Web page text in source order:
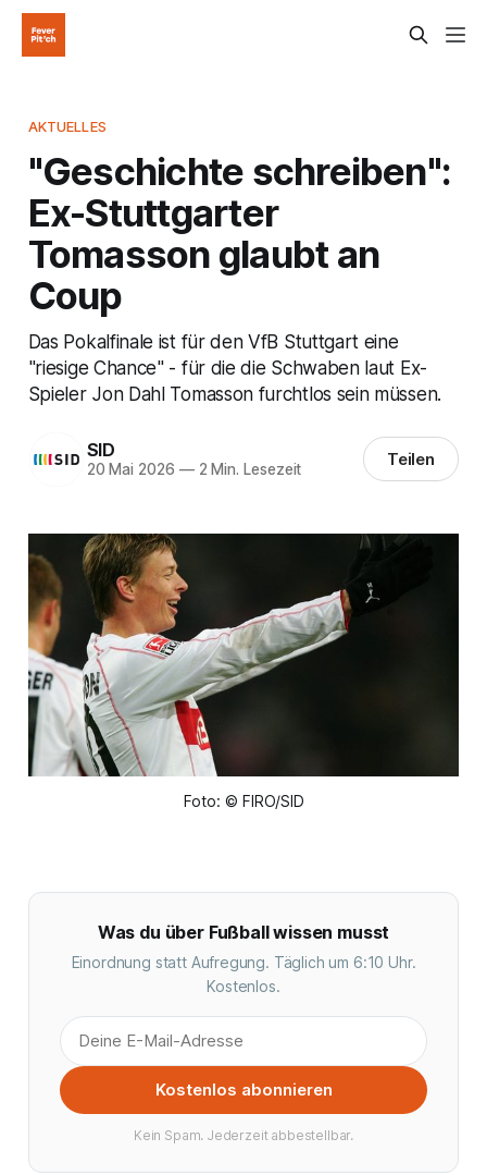
AKTUELLES
"Geschichte schreiben":
Ex-Stuttgarter
Tomasson glaubt an
Coup
Das Pokalfinale ist für den VfB Stuttgart eine
"riesige Chance" - für die die Schwaben laut Ex-
Spieler Jon Dahl Tomasson furchtlos sein müssen.
SID
20 Mai 2026 —2 Min. Lesezeit Teilen
Foto: © FIRO/SID
Was du über Fußball wissen musst
Einordnung statt Aufregung. Täglich um 6:10 Uhr.
Kostenlos.
Kostenlos abonnieren
Kein Spam. Jederzeit abbestellbar.